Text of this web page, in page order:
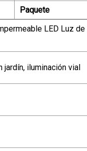
Paquete
LED Luz
jardín, iluminación vial